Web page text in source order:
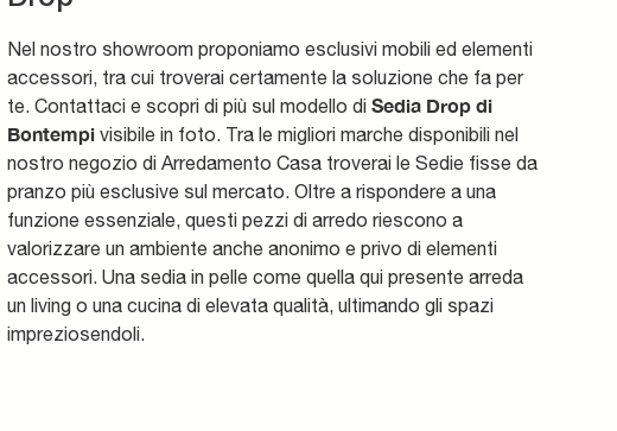
Nel nostro showroom proponiamo esclusivi mobili ed elementi
accessori, tra cui troverai certamente la soluzione che fa per
te. Contattaci e scopri di più sul modello di Sedia Drop di
Bontempi visibile in foto. Tra le migliori marche disponibili nel
nostro negozio di Arredamento Casa troverai le Sedie fisse da
pranzo più esclusive sul mercato. Oltre a rispondere a una
funzione essenziale, questi pezzi di arredo riescono a
valorizzare un ambiente anche anonimo e privo di elementi
accessori. Una sedia in pelle come quella qui presente arreda
un living o una cucina di elevata qualità, ultimando gli spazi
impreziosendoli.